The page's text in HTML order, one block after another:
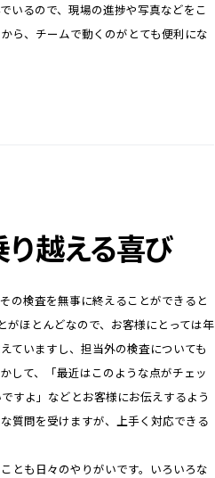
いるので、現場の進捗や写真などをこ
ら、チームで動くのがとても便利にな
越える喜び
の検査を無事に終えることができると
ほとんどなので、お客様にとっては年
ていますし、担当外の検査についても
して、「最近はこのような点がチェッ
すよ」などとお客様にお伝えするよう
質問を受けますが、上手く対応できる
とも日々のやりがいです。いろいろな